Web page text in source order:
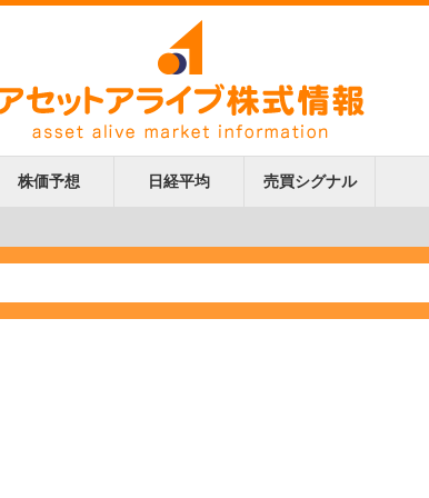
株価予想 日経平均 売買シグナル